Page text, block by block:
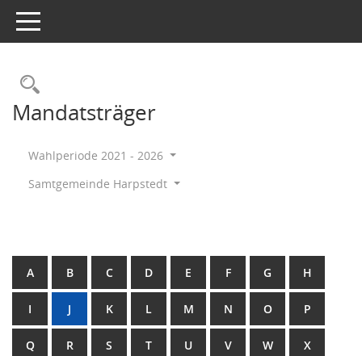
Toggle navigation
Rechercheauswahl
Mandatsträger
Wahlperiode 2021 - 2026
Samtgemeinde Harpstedt
A B C D E F G H
I J K L M N O P
Q R S T U V W X